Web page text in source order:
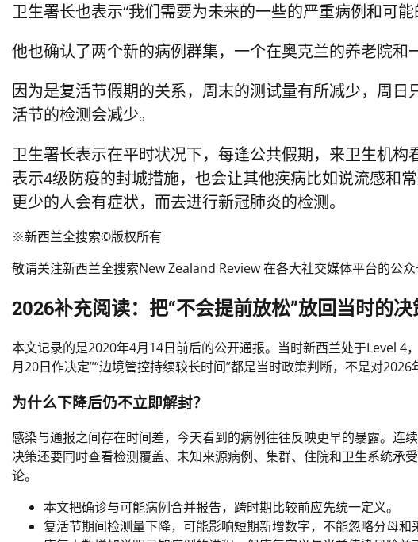
卫生署长也表示“我们需要为未来的一些的严重病例和可
他也确认了两个新的病例群集，一个在奥克兰的养老院和
因为是复活节假期的关系，周末的测试量有所减少，周
活节的检测会减少。
卫生署长表示在平时状况下，每逢公共假期，来卫生机
表示4级防疫的封城措施，也会让其他疾病比如说流感和
更少的人会有症状，而去进行新冠肺炎的检测。
※新西兰全搜索©️版权所有
敬请关注新西兰全搜索New Zealand Review 在各大社交媒体平台的公众
2026补充阅读：把“不会提前放松”放回当时的
本文记录的是2020年4月14日前后的公开通报。当时新西兰处于Level 4
月20日作决定”“边境管控持续较长时间”都是当时政策判断，不是对2026
为什么下降后仍不立即解封？
感染与通报之间存在时间差，今天看到的病例往往反映更早的暴露。连
决策还要同时查看检测覆盖、未知来源病例、集群、住院和卫生系统承
论。
本文把确诊与可能病例合并报告，跨时期比较前应先统一定义。
复活节期间检测量下降，可能影响短期新增数字，不能忽略分母和